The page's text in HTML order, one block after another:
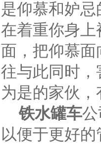
是仰慕和妒
在着重你身
面，把仰慕
往与此同时，
为是的家伙，
铁水罐车
以便于更好